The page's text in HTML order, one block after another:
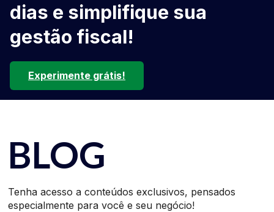
dias e simplifique sua
gestão fiscal!
Experimente grátis!
BLOG
Tenha acesso a conteúdos exclusivos, pensados
especialmente para você e seu negócio!